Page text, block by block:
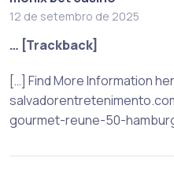
12 de setembro de 2025
… [Trackback]
[…] Find More Information
gourmet-reune-50-